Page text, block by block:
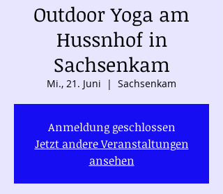
Outdoor Yoga am
Hussnhof in
Sachsenkam
Mi., 21. Juni
  |
Sachsenkam
Anmeldung geschlossen
Jetzt andere Veranstaltungen
ansehen